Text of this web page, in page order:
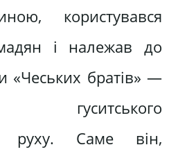
користувався
і належав до
«Чеських братів» —
гуситського
руху. Саме він,